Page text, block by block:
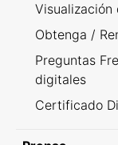
Visualización
Obtenga /
Preguntas
digitales
Certificado